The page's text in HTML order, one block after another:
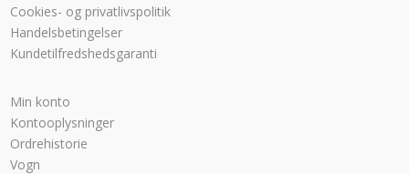
Cookies- og privatlivspolitik
Handelsbetingelser
Kundetilfredshedsgaranti
Min konto
Kontooplysninger
Ordrehistorie
Vogn